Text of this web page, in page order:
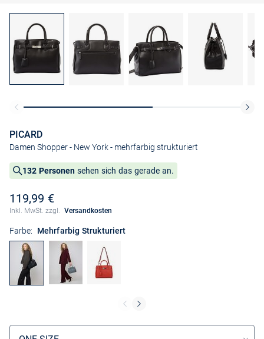
PICARD
Damen Shopper - New York- mehrfarbig strukturiert
132 Personen sehen sich das gerade an.
119,99 €
Inkl. MwSt. zzgl. Versandkosten
Farbe: Mehrfarbig Strukturiert
Größenauswahl